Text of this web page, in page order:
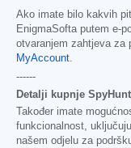
Ako imate bilo kakvih
EnigmaSofta putem e-
otvaranjem zahtjeva za
MyAccount
------
Detalji kupnje
Također imate
funkcionalnost,
našem odjelu za